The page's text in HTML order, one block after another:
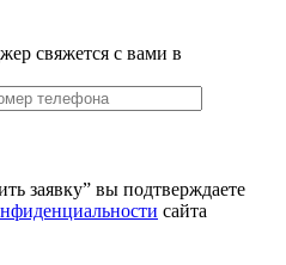
свяжется с вами в
заявку” вы подтверждаете
сайта